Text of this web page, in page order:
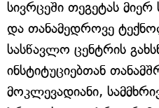
სივრცეში თეგეტას
და თანამედროვე
სასწავლო ცენტრის
ინსტიტუციებთან
მოკლევადიანი,